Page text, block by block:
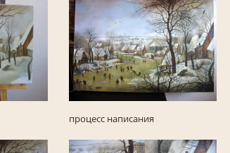
процесс написания